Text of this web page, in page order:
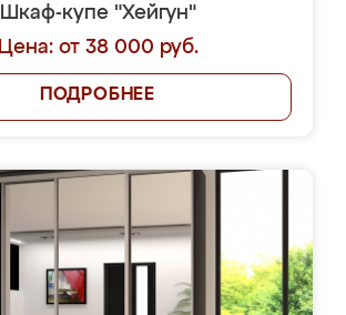
Шкаф-купе "Хейгун"
Цена: от 38 000 руб.
ПОДРОБНЕЕ